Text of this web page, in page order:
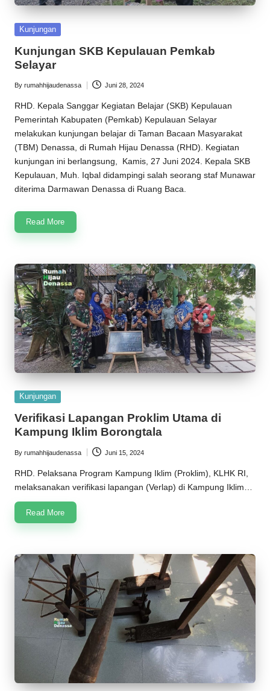
Posted
Kunjungan
Kunjungan SKB Kepulauan Pemkab
Selayar
Posted
by
By rumahhijaudenassa Juni 28, 2024
RHD. Kepala Sanggar Kegiatan Belajar (SKB) Kepulauan
Pemerintah Kabupaten (Pemkab) Kepulauan Selayar
melakukan kunjungan belajar di Taman Bacaan Masyarakat
(TBM) Denassa, di Rumah Hijau Denassa (RHD). Kegiatan
kunjungan ini berlangsung, Kamis, 27 Juni 2024. Kepala SKB
Kepulauan, Muh. Iqbal didampingi salah seorang staf Munawar
diterima Darmawan Denassa di Ruang Baca.
Read More
Posted
Kunjungan
Verifikasi Lapangan Proklim Utama di
Kampung Iklim Borongtala
Posted
by
By rumahhijaudenassa Juni 15, 2024
RHD. Pelaksana Program Kampung Iklim (Proklim), KLHK RI,
melaksanakan verifikasi lapangan (Verlap) di Kampung Iklim…
Read More